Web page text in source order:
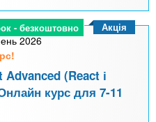
- безкоштовно
2026
(React і
курс для 7-11
Акція